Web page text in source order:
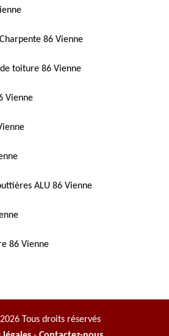
86 Vienne
toiture 86 Vienne
Vienne
ALU 86 Vienne
86 Vienne
Tous droits réservés